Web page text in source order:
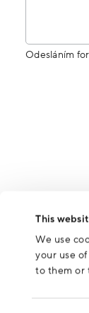
This
We use
your use
to them or
Odesláním